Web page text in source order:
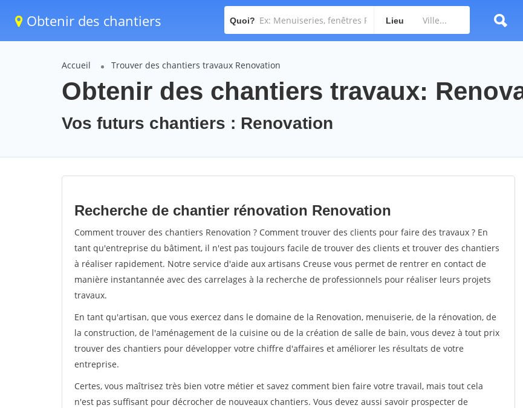
Obtenir des chantiers Quoi? Lieu
Accueil Trouver des chantiers travaux Renovation
Obtenir des chantiers travaux:
Vos futurs chantiers : Renovation
Recherche de chantier rénovation Renovation
Comment trouver des chantiers Renovation ? Comment trouver des clients pour faire des travaux ? En
tant qu'entreprise du bâtiment, il n'est pas toujours facile de trouver des clients et trouver des chantiers
à réaliser rapidement. Notre service d'aide aux artisans Creuse vous permet de rentrer en contact de
manière instantannée avec des carrelages à la recherche de professionnels pour réaliser leurs projets
travaux.
En tant qu'artisan, que vous exercez dans le domaine de la Renovation, menuiserie, de la rénovation, de
la construction, de l'aménagement de la cuisine ou de la création de salle de bain, vous devez à tout prix
trouver des chantiers pour développer votre chiffre d'affaires et améliorer les résultats de votre
entreprise.
Certes, vous maîtrisez très bien votre métier et savez comment bien faire votre travail, mais tout cela
n'est pas suffisant pour décrocher de nouveaux chantiers. Vous devez aussi savoir prospecter de